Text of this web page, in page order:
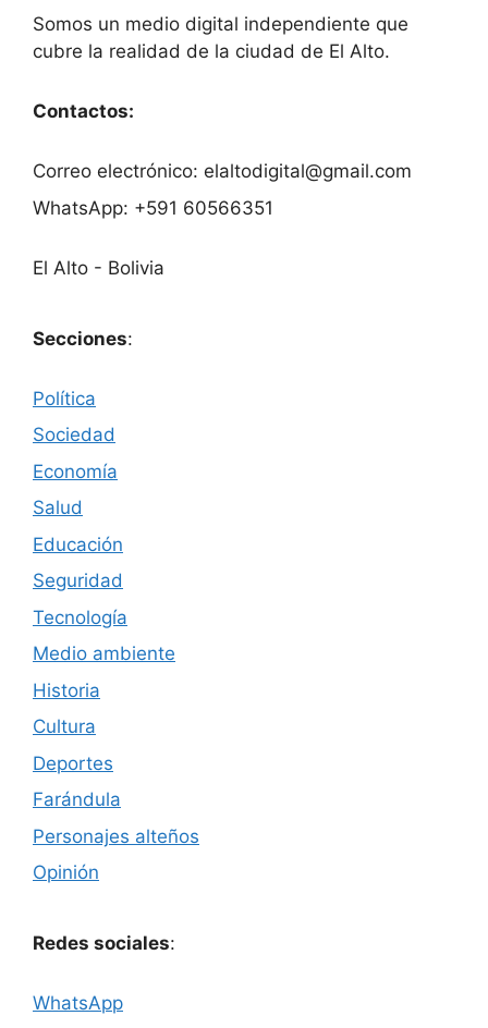
Somos un medio digital independiente que
cubre la realidad de la ciudad de El Alto.
Contactos:
Correo electrónico: elaltodigital@gmail.com
WhatsApp: +591 60566351
El Alto - Bolivia
Secciones:
Política
Sociedad
Economía
Salud
Educación
Seguridad
Tecnología
Medio ambiente
Historia
Cultura
Deportes
Farándula
Personajes alteños
Opinión
Redes sociales:
WhatsApp